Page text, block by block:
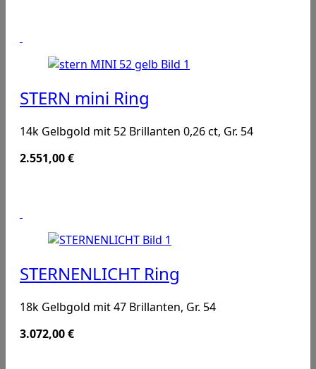
STERN mini Ring
14k Gelbgold mit 52 Brillanten 0,26 ct, Gr. 54
2.551,00€
STERNENLICHT Ring
18k Gelbgold mit 47 Brillanten, Gr. 54
3.072,00€